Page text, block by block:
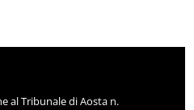
al Tribunale di Aosta n.